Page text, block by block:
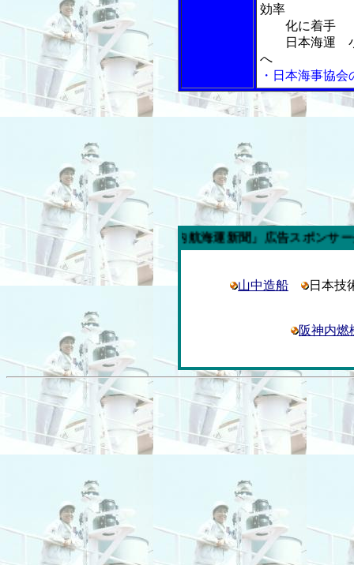
効率
化に着手
日本海運 小
へ
・日本海事協
今週の「内航海運新聞」広告スポンサー企業
山中造船 日本
阪神内燃